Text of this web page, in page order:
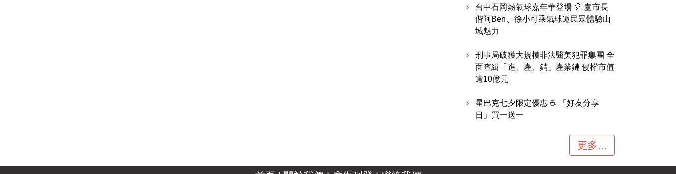
台中石岡熱氣球嘉年華登場 🎈 盧市長
偕阿Ben、徐小可乘氣球邀民眾體驗山
城魅力
刑事局破獲大規模非法醫美犯罪集團 全
面查緝「進、產、銷」產業鏈 侵權市值
逾10億元
星巴克七夕限定優惠 ☕ 「好友分享
日」買一送一
更多...